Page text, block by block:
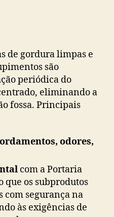
de gordura limpas e
são
periódica do
eliminando a
fossa. Principais
odores,
com a Portaria
que os subprodutos
com segurança na
às exigências de